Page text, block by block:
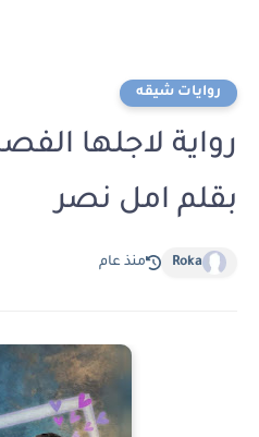
روايات شيقه
بقلم امل نصر
Roka منذ عام